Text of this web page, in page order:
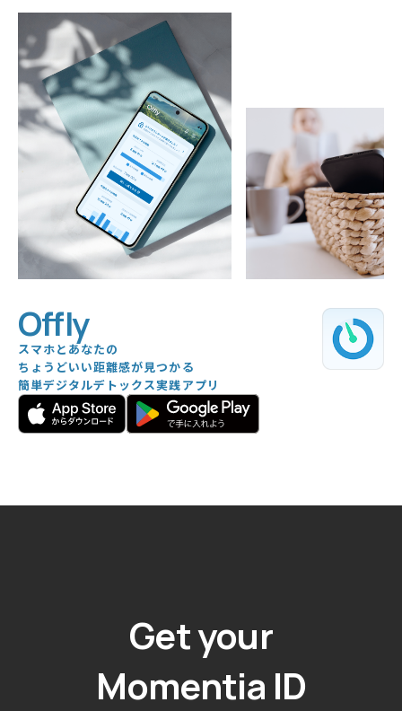
Offly
スマホとあなたの
ちょうどいい距離感が見つかる
簡単デジタルデトックス実践アプリ
Get your
Momentia ID